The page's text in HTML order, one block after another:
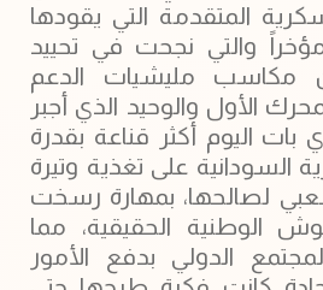
المتقدمة التي يقودها
والتي نجحت في تحييد
مكاسب مليشيات الدعم
الأول والوحيد الذي أجبر
بات اليوم أكثر قناعة بقدرة
على تغذية وتيرة
لصالحها، بمهارة رسخت
الوطنية الحقيقية، مما
الدولي بدفع الأمور